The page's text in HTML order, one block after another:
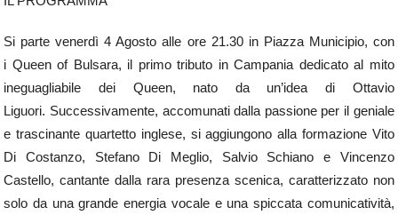
Si parte venerdì 4 Agosto alle ore 21.30 in Piazza Municipio, con
i Queen of Bulsara, il primo tributo in Campania dedicato al mito
ineguagliabile dei Queen, nato da un’idea di Ottavio
Liguori. Successivamente, accomunati dalla passione per il geniale
e trascinante quartetto inglese, si aggiungono alla formazione Vito
Di Costanzo, Stefano Di Meglio, Salvio Schiano e Vincenzo
Castello, cantante dalla rara presenza scenica, caratterizzato non
solo da una grande energia vocale e una spiccata comunicatività,